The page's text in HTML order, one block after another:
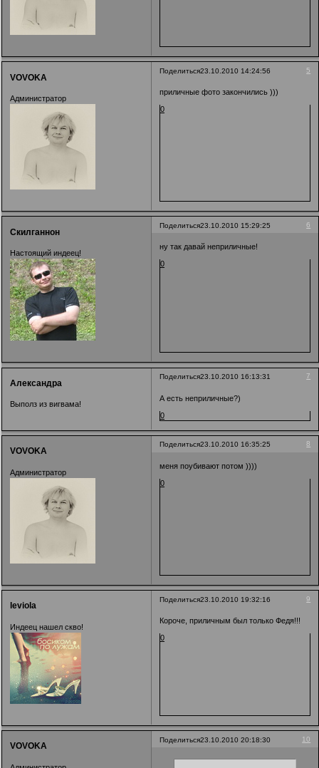
Поделиться 5
23.10.2010 14:24:56
VOVOKA
Администратор
приличные фото закончились )))
0
Поделиться 6
23.10.2010 15:29:25
Скилганнон
Настоящий индеец!
ну так давай неприличные!
0
Поделиться 7
23.10.2010 16:13:31
Александра
Выполз из вигвама!
А есть неприличные?)
0
Поделиться 8
23.10.2010 16:35:25
VOVOKA
Администратор
меня поубивают потом ))))
0
Поделиться 9
23.10.2010 19:32:16
leviola
Индеец нашел скво!
Короче, приличным был только Федя!!!
0
Поделиться 10
23.10.2010 20:18:30
VOVOKA